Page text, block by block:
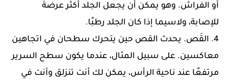
أو الفراش. وهو يمكن أن يجعل الجلد أكثر عرضةً
للإصابة، ولاسيما إذا كان الجلد رطبًا.
4. القَص. يحدث القص حين يتحرك سطحان في اتجاهين
معاكسين. على سبيل المثال، عندما يكون سطح السرير
مرتفعًا عند ناحية الرأس، يمكن لك أنت تنزلق وأنت في